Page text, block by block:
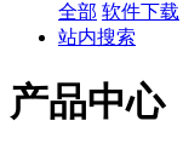
全部 软件下载
站内搜索
产品中心